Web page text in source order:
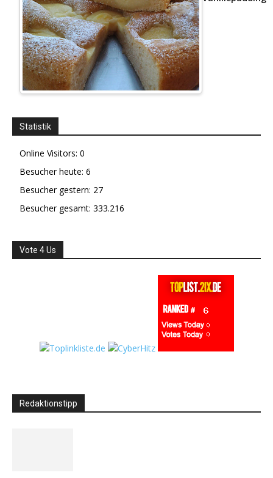
Statistik
Online Visitors: 0
Besucher heute: 6
Besucher gestern: 27
Besucher gesamt: 333.216
Vote 4 Us
Redaktionstipp